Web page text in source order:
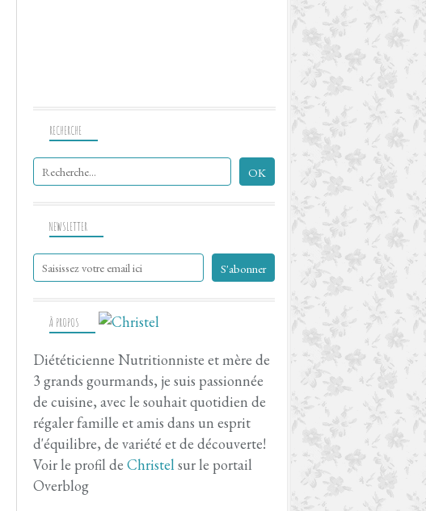
NEWSLETTER
RECHERCHE
À PROPOS
Diététicienne Nutritionniste et mère de
3 grands gourmands, je suis passionnée
de cuisine, avec le souhait quotidien de
régaler famille et amis dans un esprit
d'équilibre, de variété et de découverte!
Voir le profil de Christel sur le portail
Overblog